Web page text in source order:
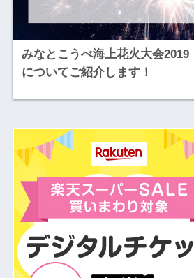
みなとこうべ海上花火大会
についてご紹介します！